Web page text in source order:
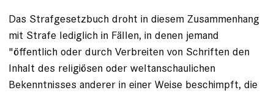
Das Strafgesetzbuch droht in diesem Zusammenhang
mit Strafe lediglich in Fällen, in denen jemand
"öffentlich oder durch Verbreiten von Schriften den
Inhalt des religiösen oder weltanschaulichen
Bekenntnisses anderer in einer Weise beschimpft, die